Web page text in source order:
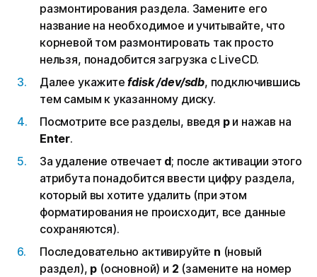
размонтирования раздела. Замените его
название на необходимое и учитывайте, что
корневой том размонтировать так просто
нельзя, понадобится загрузка с LiveCD.
Далее укажитеfdisk /dev/sdb, подключившись
тем самым к указанному диску.
Посмотрите все разделы, введя pи нажав на
Enter.
За удаление отвечает d; после активации этого
атрибута понадобится ввести цифру раздела,
который вы хотите удалить (при этом
форматирования не происходит, все данные
сохраняются).
Последовательно активируйте n (новый
раздел), p (основной) и 2 (замените на номер